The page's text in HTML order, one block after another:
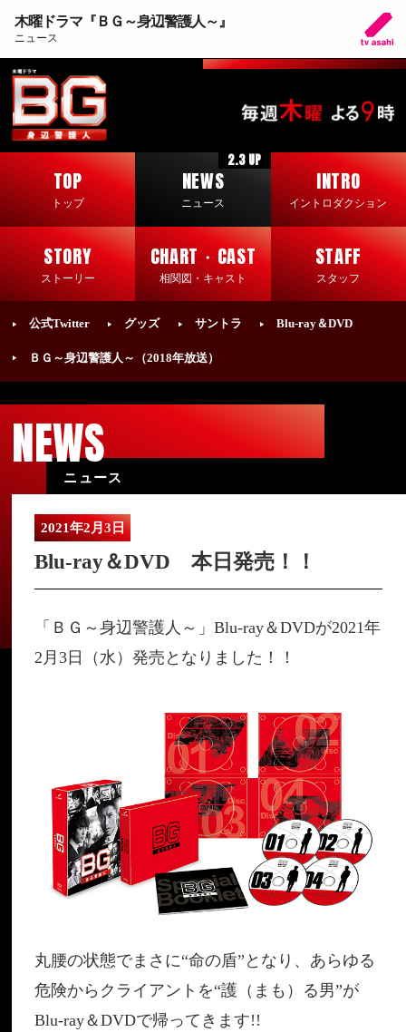
木曜ドラマ『ＢＧ～身辺警護人～』
ニュース
TOP
トップ
NEWS
ニュース
2.3 UP
INTRO
イントロダクション
STORY
ストーリー
CHART・CAST
相関図・キャスト
STAFF
スタッフ
公式Twitter グッズ サントラ Blu-ray＆DVD
ＢＧ～身辺警護人～（2018年放送）
NEWS
ニュース
2021年2月3日
Blu-ray＆DVD 本日発売！！
「ＢＧ～身辺警護人～」Blu-ray＆DVDが2021年
2月3日（水）発売となりました！！
丸腰の状態でまさに“命の盾”となり、あらゆる
危険からクライアントを“護（まも）る男”が
Blu-ray＆DVDで帰ってきます!!